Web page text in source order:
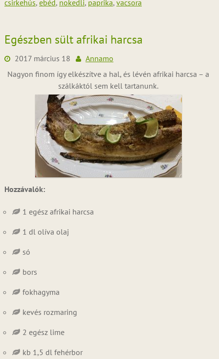
csirkehús, ebéd, nokedli, paprika, vacsora
Egészben sült afrikai harcsa
2017 március 18
Annamo
Nagyon finom így elkészítve a hal, és lévén afrikai harcsa – a
szálkáktól sem kell tartanunk.
Hozzávalók:
1 egész afrikai harcsa
1 dl olíva olaj
só
bors
fokhagyma
kevés rozmaring
2 egész lime
kb 1,5 dl fehérbor